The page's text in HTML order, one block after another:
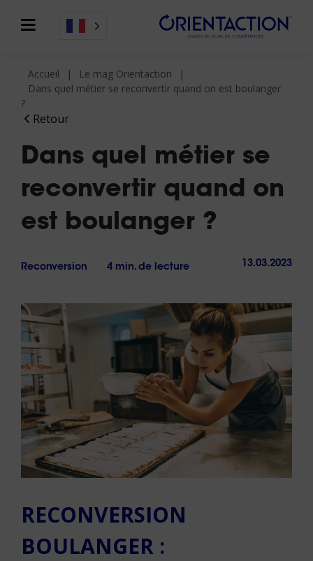
Retour
Accueil
Le mag Orientaction
Dans quel métier se reconvertir quand on est boulanger
?
Dans quel métier se
reconvertir quand on
est boulanger ?
Reconversion 4 min. de lecture 13.03.2023
RECONVERSION
BOULANGER :